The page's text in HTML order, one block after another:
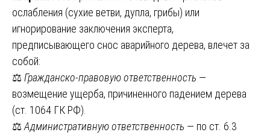
ослабления (сухие ветви, дупла, грибы) или
игнорирование заключения эксперта,
предписывающего снос аварийного дерева, влечет за
собой:
⚖️ Гражданско-правовую ответственность —
возмещение ущерба, причиненного падением дерева
(ст. 1064 ГК РФ).
⚖️ Административную ответственность — по ст. 6.3